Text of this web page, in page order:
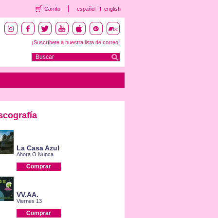
Carrito español english
¡Suscríbete a nuestra lista de correo!
La Casa Azul
Ahora O Nunca
Comprar
VV.AA.
Viernes 13
Comprar